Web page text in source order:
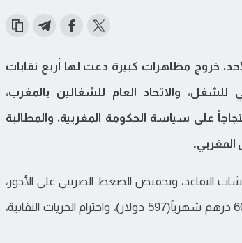
خروج مظاهرات كبيرة دعت لها أربع نقابات
للشغل، والاتحاد العام للشغالين بالمغرب،
على سياسة الحكومة المغربية، والمطالبة
المغربي.
التقاعد، وتخفيض الضغط الضريبي على الأجور،
وتحسين الدخل، ورفع سقف الأجور المعفاة من الضريبة إلى 6000 درهم شهرياً(597 دولار)، واحترام الحريات النقابية،